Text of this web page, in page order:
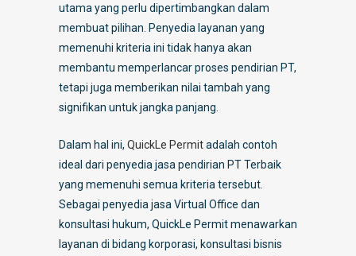
utama yang perlu dipertimbangkan dalam
membuat pilihan. Penyedia layanan yang
memenuhi kriteria ini tidak hanya akan
membantu memperlancar proses pendirian PT,
tetapi juga memberikan nilai tambah yang
signifikan untuk jangka panjang.
Dalam hal ini, QuickLe Permitadalah contoh
ideal dari penyedia jasa pendirian PT Terbaik
yang memenuhi semua kriteria tersebut.
Sebagai penyedia jasa Virtual Office dan
konsultasi hukum, QuickLe Permit menawarkan
layanan di bidang korporasi, konsultasi bisnis